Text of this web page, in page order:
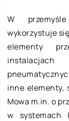
W
wykorzystuje
elementy
inne elementy,
Mowa m.in. o
w systemach